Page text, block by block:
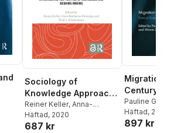
Sociology of
Knowledge Approach
to Discourse
Reiner Keller, Anna-
Katharina Hornidge
Schünemann
Häftad, 2020
687 kr
Migration in
Century
Pauline Gardiner
Winnie Lem
Häftad, 2014
897 kr